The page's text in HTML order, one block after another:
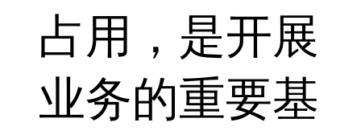
占用，是开展
业务的重要基